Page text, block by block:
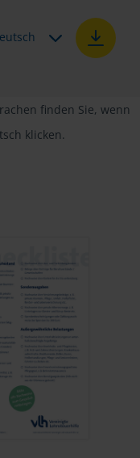
finden Sie, wenn
klicken.